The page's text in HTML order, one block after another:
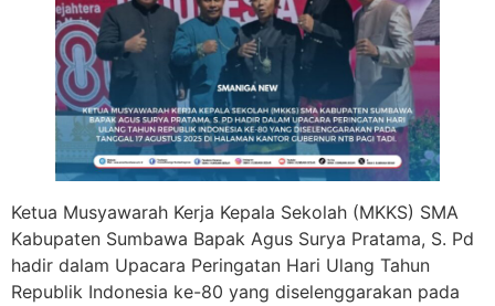
Ketua Musyawarah Kerja Kepala Sekolah (MKKS) SMA
Kabupaten Sumbawa Bapak Agus Surya Pratama, S. Pd
hadir dalam Upacara Peringatan Hari Ulang Tahun
Republik Indonesia ke-80 yang diselenggarakan pada